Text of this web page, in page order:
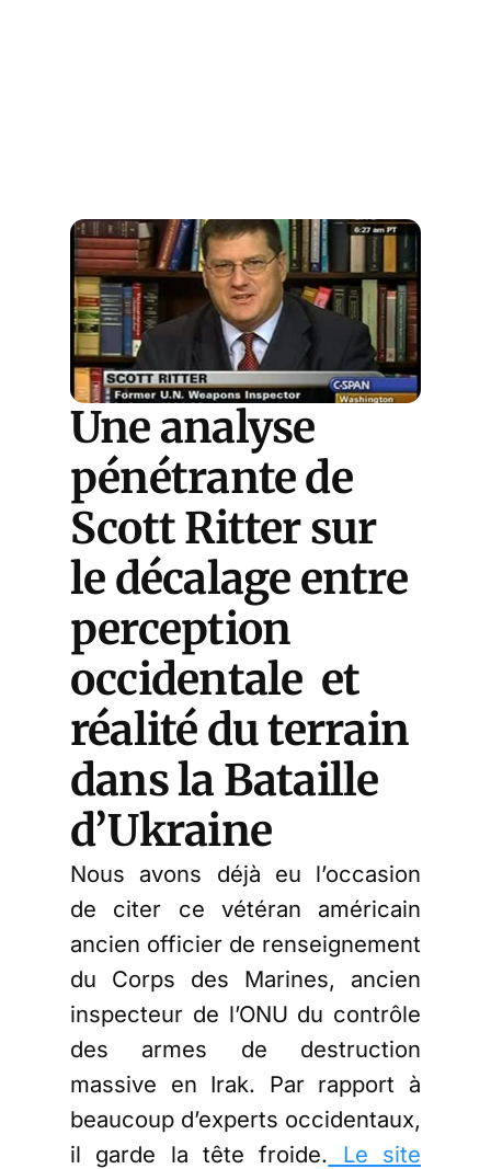
Une analyse
pénétrante de
Scott Ritter sur
le décalage entre
perception
occidentale et
réalité du terrain
dans la Bataille
d’Ukraine
Nous avons déjà eu l’occasion
de citer ce vétéran américain
ancien officier de renseignement
du Corps des Marines, ancien
inspecteur de l’ONU du contrôle
des armes de destruction
massive en Irak. Par rapport à
beaucoup d’experts occidentaux,
il garde la tête froide. Le site